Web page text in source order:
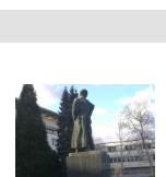
4